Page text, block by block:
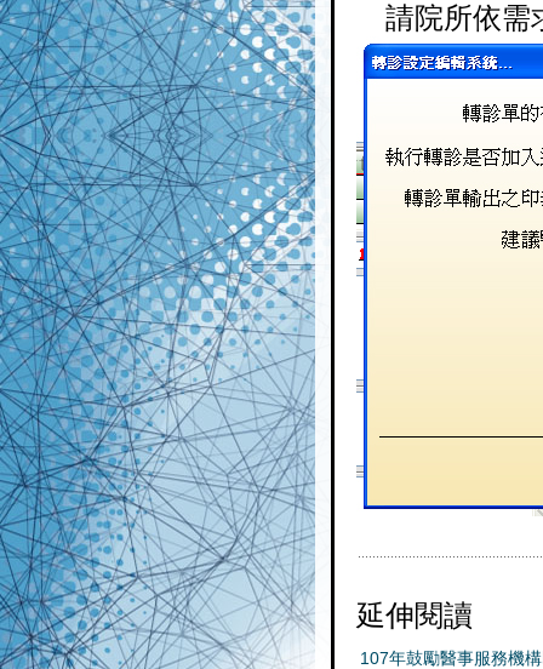
請院所依需
延伸閱讀
107年鼓勵醫事服務機